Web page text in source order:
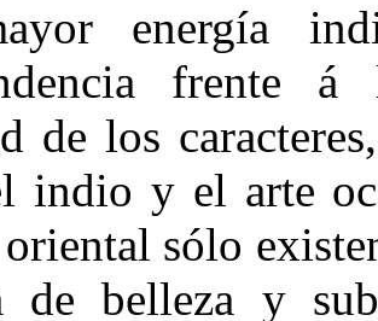
energía
frente
de los
indio y el arte
sólo
de belleza y